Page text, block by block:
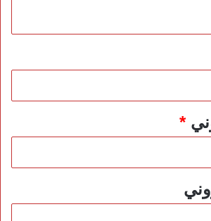
*